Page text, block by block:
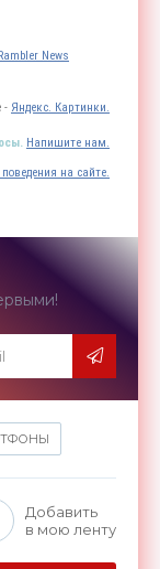
News
- Яндекс. Картинки.
Напишите нам.
поведения на сайте.
Добавить
в мою ленту